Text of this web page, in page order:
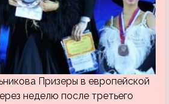
Призеры в европейской
неделю после третьего